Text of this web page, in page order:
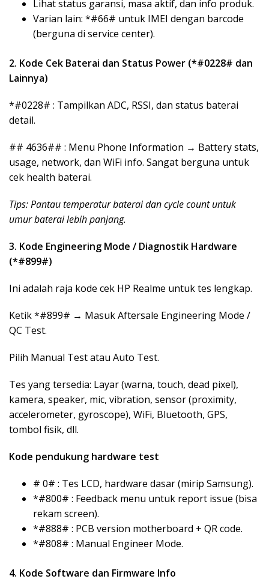
Lihat status garansi, masa aktif, dan info produk.
Varian lain: *#66# untuk IMEI dengan barcode
(berguna di service center).
2. Kode Cek Baterai dan Status Power (*#0228# dan
Lainnya)
*#0228# : Tampilkan ADC, RSSI, dan status baterai
detail.
## 4636## : Menu Phone Information → Battery stats,
usage, network, dan WiFi info. Sangat berguna untuk
cek health baterai.
Tips: Pantau temperatur baterai dan cycle count untuk
umur baterai lebih panjang.
3. Kode Engineering Mode / Diagnostik Hardware
(*#899#)
Ini adalah raja kode cek HP Realme untuk tes lengkap.
Ketik *#899# → Masuk Aftersale Engineering Mode /
QC Test.
Pilih Manual Test atau Auto Test.
Tes yang tersedia: Layar (warna, touch, dead pixel),
kamera, speaker, mic, vibration, sensor (proximity,
accelerometer, gyroscope), WiFi, Bluetooth, GPS,
tombol fisik, dll.
Kode pendukung hardware test
# 0# : Tes LCD, hardware dasar (mirip Samsung).
*#800# : Feedback menu untuk report issue (bisa
rekam screen).
*#888# : PCB version motherboard + QR code.
*#808# : Manual Engineer Mode.
4. Kode Software dan Firmware Info